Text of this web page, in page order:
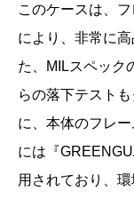
このケースは、
により、非常に
た、MILスペック
らの落下テスト
に、本体のフレ
には『
用されており、